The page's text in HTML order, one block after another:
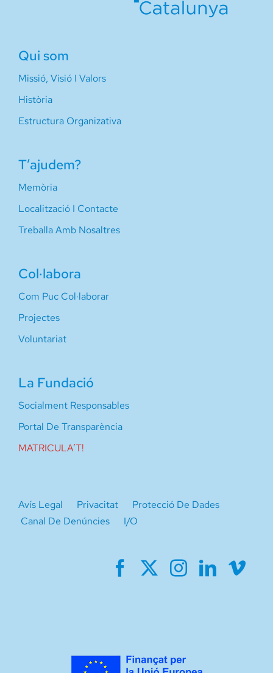
Qui som
Missió, Visió I Valors
Història
Estructura Organizativa
T’ajudem?
Memòria
Localització I Contacte
Treballa Amb Nosaltres
Col·labora
Com Puc Col·laborar
Projectes
Voluntariat
La Fundació
Socialment Responsables
Portal De Transparència
MATRICULA’T!
Avís Legal Privacitat
Protecció De Dades
Canal De Denúncies
I/O